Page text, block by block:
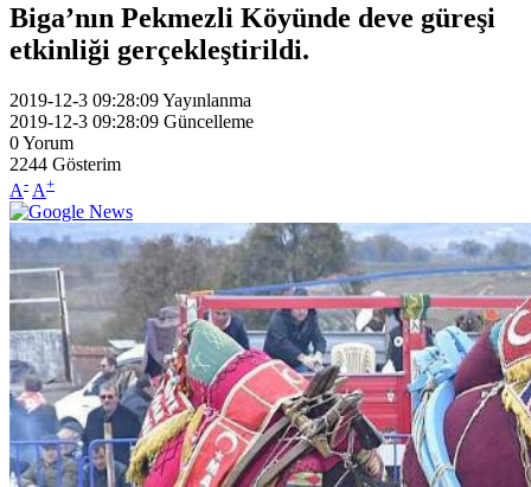
Biga’nın Pekmezli Köyünde deve güreşi
etkinliği gerçekleştirildi.
2019-12-3 09:28:09Yayınlanma
2019-12-3 09:28:09 Güncelleme
0Yorum
2244 Gösterim
A- A+